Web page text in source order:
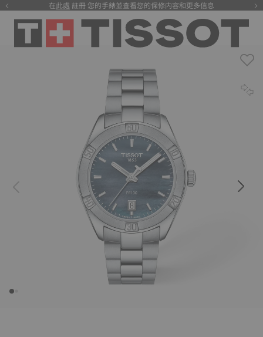
在此處 註冊 您的手錶並查看您的保修内容和更多信息
注册